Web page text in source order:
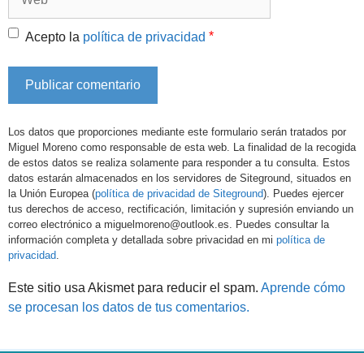
Acepto la política de privacidad *
Los datos que proporciones mediante este formulario serán tratados por
Miguel Moreno como responsable de esta web. La finalidad de la recogida
de estos datos se realiza solamente para responder a tu consulta. Estos
datos estarán almacenados en los servidores de Siteground, situados en
la Unión Europea (política de privacidad de Siteground). Puedes ejercer
tus derechos de acceso, rectificación, limitación y supresión enviando un
correo electrónico a miguelmoreno@outlook.es. Puedes consultar la
información completa y detallada sobre privacidad en mi política de
privacidad
Este sitio usa Akismet para reducir el spam. Aprende cómo
se procesan los datos de tus comentarios.